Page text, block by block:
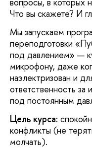
Что вы скажете? И
Мы запускаем
переподготовки
под давлением» —
микрофону, даже
наэлектризован и
ответственность
под постоянным
Цель курса:
конфликты (не
молчать).